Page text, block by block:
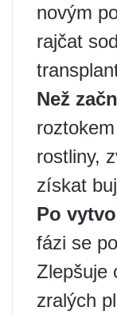
novým
rajčat
Než
rostliny,
získat
Po
fázi se
Zlepšuje
zralých